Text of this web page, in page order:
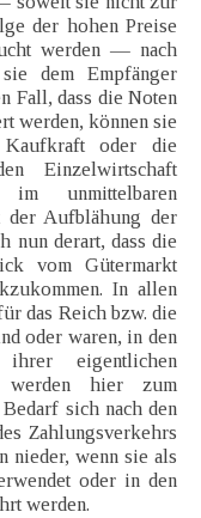
der hohen Preise
werden — nach
dem Empfänger
Fall, dass die Noten
werden, können sie
Kaufkraft oder die
Einzelwirtschaft
unmittelbaren
der Aufblähung der
derart, dass die
vom Gütermarkt
In allen
das Reich bzw. die
oder waren, in den
ihrer eigentlichen
werden hier zum
sich nach den
Zahlungsverkehrs
nieder, wenn sie als
oder in den
werden.